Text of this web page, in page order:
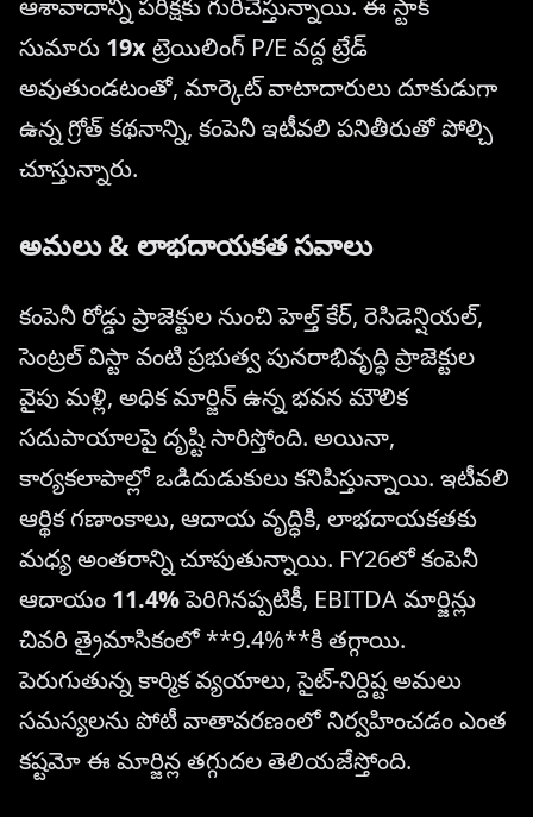
సుమారు 19xట్రెయిలింగ్ P/E వద్ద ట్రేడ్
అవుతుండటంతో, మార్కెట్ వాటాదారులు దూకుడుగా
ఉన్న గ్రోత్ కథనాన్ని, కంపెనీ ఇటీవలి పనితీరుతో పోల్చి
చూస్తున్నారు.
అమలు & లాభదాయకత సవాలు
కంపెనీ రోడ్డు ప్రాజెక్టుల నుంచి హెల్త్ కేర్, రెసిడెన్షియల్,
సెంట్రల్ విస్టా వంటి ప్రభుత్వ పునరాభివృద్ధి ప్రాజెక్టుల
వైపు మళ్లి, అధిక మార్జిన్ ఉన్న భవన మౌలిక
సదుపాయాలపై దృష్టి సారిస్తోంది. అయినా,
కార్యకలాపాల్లో ఒడిదుడుకులు కనిపిస్తున్నాయి. ఇటీవలి
ఆర్థిక గణాంకాలు, ఆదాయ వృద్ధికి, లాభదాయకతకు
మధ్య అంతరాన్ని చూపుతున్నాయి. FY26లో కంపెనీ
ఆదాయం 11.4%పెరిగినప్పటికీ, EBITDA మార్జిన్లు
చివరి త్రైమాసికంలో **9.4%**కి తగ్గాయి.
పెరుగుతున్న కార్మిక వ్యయాలు, సైట్-నిర్దిష్ట అమలు
సమస్యలను పోటీ వాతావరణంలో నిర్వహించడం ఎంత
కష్టమో ఈ మార్జిన్ల తగ్గుదల తెలియజేస్తోంది.